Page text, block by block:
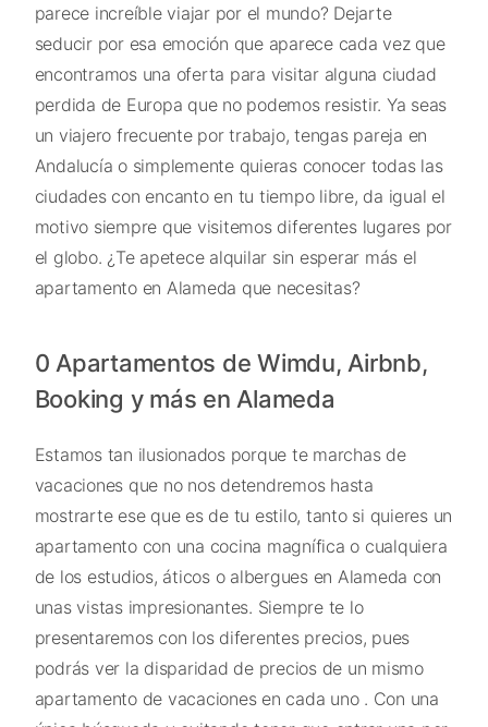
parece increíble viajar por el mundo? Dejarte
seducir por esa emoción que aparece cada vez que
encontramos una oferta para visitar alguna ciudad
perdida de Europa que no podemos resistir. Ya seas
un viajero frecuente por trabajo, tengas pareja en
Andalucía o simplemente quieras conocer todas las
ciudades con encanto en tu tiempo libre, da igual el
motivo siempre que visitemos diferentes lugares por
el globo. ¿Te apetece alquilar sin esperar más el
apartamento en Alameda que necesitas?
0 Apartamentos de Wimdu, Airbnb,
Booking y más en Alameda
Estamos tan ilusionados porque te marchas de
vacaciones que no nos detendremos hasta
mostrarte ese que es de tu estilo, tanto si quieres un
apartamento con una cocina magnífica o cualquiera
de los estudios, áticos o albergues en Alameda con
unas vistas impresionantes. Siempre te lo
presentaremos con los diferentes precios, pues
podrás ver la disparidad de precios de un mismo
apartamento de vacaciones en cada uno . Con una